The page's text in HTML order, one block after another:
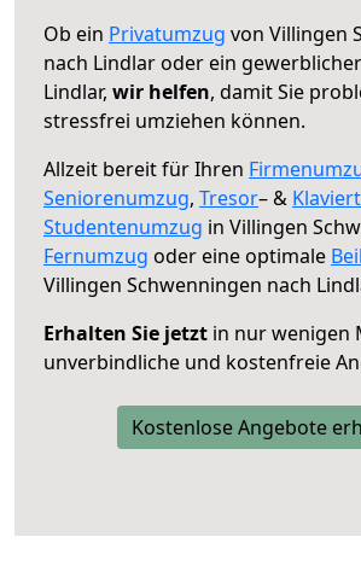
Ob ein Privatumzug von Villingen
nach Lindlar oder ein
Lindlar, wir helfen, damit Sie
stressfrei umziehen können.
Allzeit bereit für Ihren
Seniorenumzug, Tresor– &
Studentenumzug in Villingen
Fernumzug oder eine optimale
Villingen Schwenningen nach
Erhalten Sie jetzt in nur wenigen
unverbindliche und kostenfreie
Kostenlose Angebote